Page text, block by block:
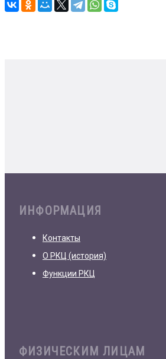
ИНФОРМАЦИЯ
Контакты
О РКЦ (история)
Функции РКЦ
ФИЗИЧЕСКИМ ЛИЦАМ